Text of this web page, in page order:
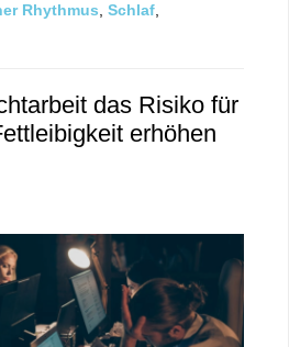
Rhythmus, Schlaf,
das Risiko für
erhöhen